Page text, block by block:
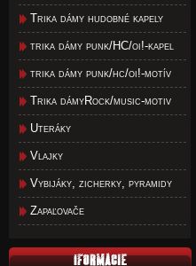
Trika dámy hudobné kapely
trika dámy punk/HC/oi!-kapel
trika dámy punk/hc/oi!-motív
Trika dámyRock/music-motiv
Uteráky
Vlajky
Vybijáky, zicherky, pyramidy
Zapaľovače